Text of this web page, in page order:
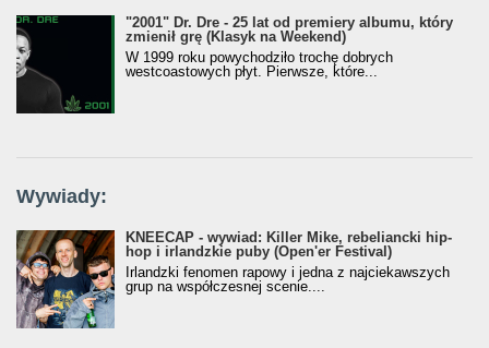
"2001" Dr. Dre - 25 lat od premiery albumu, który
zmienił grę (Klasyk na Weekend)
W 1999 roku powychodziło trochę dobrych
westcoastowych płyt. Pierwsze, które...
Wywiady:
KNEECAP - wywiad: Killer Mike, rebeliancki hip-
hop i irlandzkie puby (Open'er Festival)
Irlandzki fenomen rapowy i jedna z najciekawszych
grup na współczesnej scenie....